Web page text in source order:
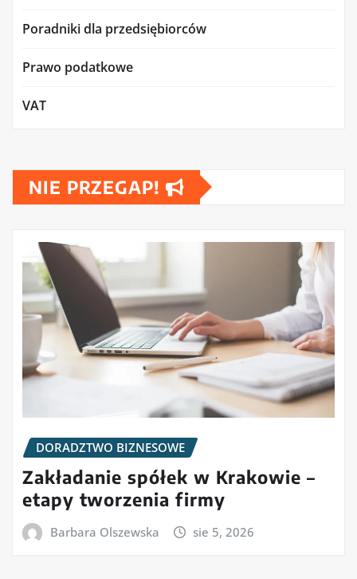
Poradniki dla przedsiębiorców
Prawo podatkowe
VAT
NIE PRZEGAP!
DORADZTWO BIZNESOWE
Zakładanie spółek w Krakowie –
etapy tworzenia firmy
Barbara Olszewska sie 5, 2026